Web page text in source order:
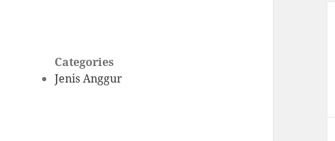
Categories
Jenis Anggur